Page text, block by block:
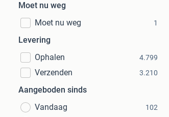
Moet nu weg
Moet nu weg
1
Levering
Ophalen
4.799
Verzenden 3.210
Aangeboden sinds
Vandaag
102